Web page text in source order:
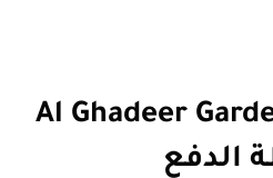
Al Ghadeer